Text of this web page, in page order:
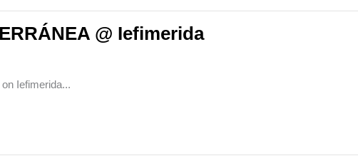
@ Iefimerida
Iefimerida...